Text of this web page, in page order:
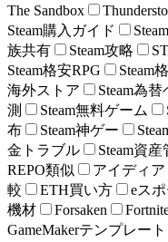
The Sandbox
Steam購入ガイド
族共有
Steam攻略
Steam格安RPG
Steam
海外ストア
Steam為
測
Steam無料ゲーム
布
Steam神ゲー
金トラブル
Steam資産
REPO類似
アイディア
較
ETH買い方 eス
機材
Forsaken
GameMakerテンプレート